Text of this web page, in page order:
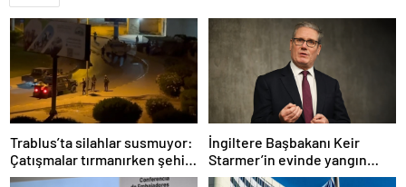
Trablus’ta silahlar susmuyor:
Çatışmalar tırmanırken şehir
alarmda
İngiltere Başbakanı Keir
Starmer’in evinde yangın
çıktı